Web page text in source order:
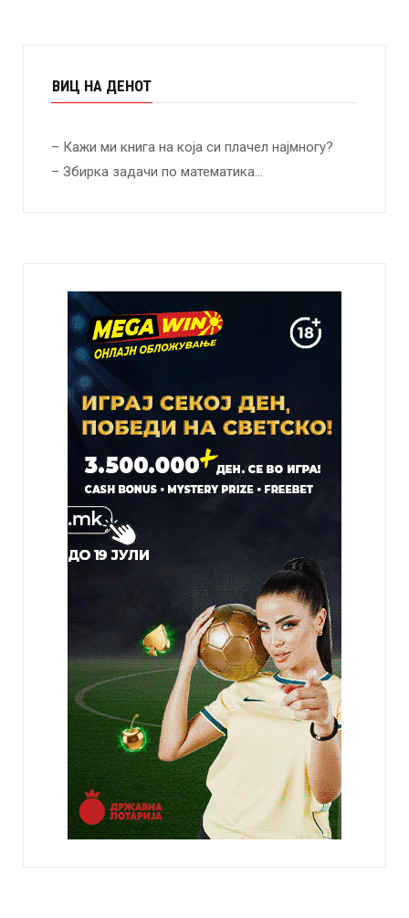
ВИЦ НА ДЕНОТ
– Кажи ми книга на која си плачел најмногу?
– Збирка задачи по математика…